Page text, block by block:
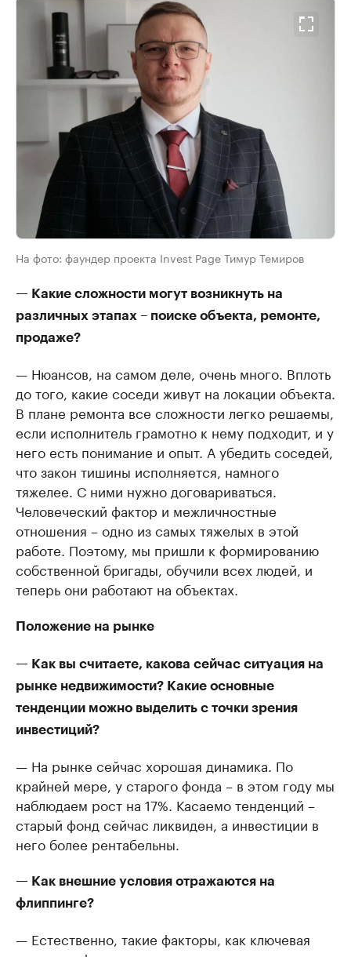
На фото: фаундер проекта Invest Page Тимур Темиров
— Какие сложности могут возникнуть на
различных этапах – поиске объекта, ремонте,
продаже?
— Нюансов, на самом деле, очень много. Вплоть
до того, какие соседи живут на локации объекта.
В плане ремонта все сложности легко решаемы,
если исполнитель грамотно к нему подходит, и у
него есть понимание и опыт. А убедить соседей,
что закон тишины исполняется, намного
тяжелее. С ними нужно договариваться.
Человеческий фактор и межличностные
отношения – одно из самых тяжелых в этой
работе. Поэтому, мы пришли к формированию
собственной бригады, обучили всех людей, и
теперь они работают на объектах.
Положение на рынке
— Как вы считаете, какова сейчас ситуация на
рынке недвижимости? Какие основные
тенденции можно выделить с точки зрения
инвестиций?
— На рынке сейчас хорошая динамика. По
крайней мере, у старого фонда – в этом году мы
наблюдаем рост на 17%. Касаемо тенденций –
старый фонд сейчас ликвиден, а инвестиции в
него более рентабельны.
— Как внешние условия отражаются на
флиппинге?
— Естественно, такие факторы, как ключевая